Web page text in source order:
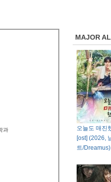
과
MAJOR
오늘도 매진
[ost] (2026,
트/Dreamus)